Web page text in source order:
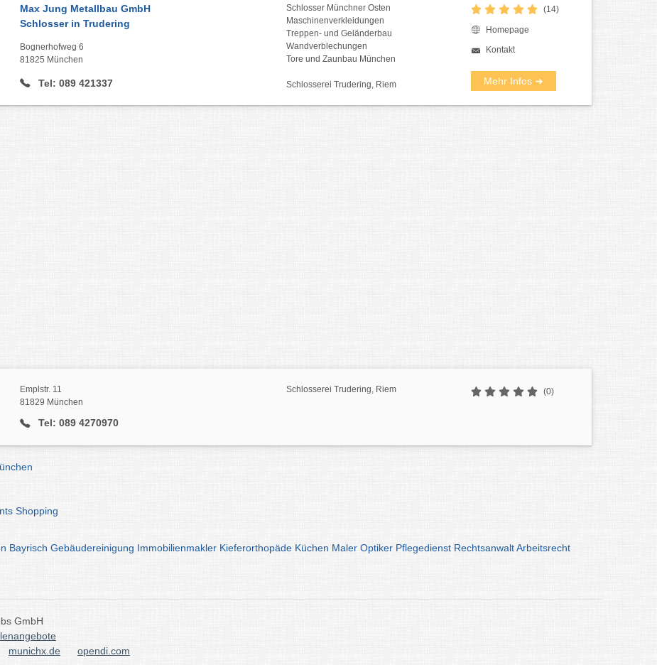
Max Jung Metallbau GmbH
Schlosser in Trudering
Bognerhofweg 6
81825 München
Tel: 089 421337
Schlosser Münchner Osten
Maschinenverkleidungen
Treppen- und Geländerbau
Wandverblechungen
Tore und Zaunbau München
Schlosserei Trudering, Riem
(14)
Homepage
Kontakt
Mehr Infos ➜
Emplstr. 11
81829 München
Tel: 089 4270970
Schlosserei Trudering, Riem (0)
Shopping
Bayrisch Gebäudereinigung Immobilienmakler Kieferorthopäde Küchen Maler Optiker Pflegedienst RechtsanwaltArbeitsrecht
GmbH
munichx.de opendi.com